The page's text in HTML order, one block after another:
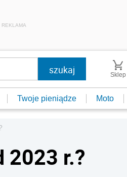
REKLAMA
Sklep
Twoje pieniądze Moto
2023 r.?